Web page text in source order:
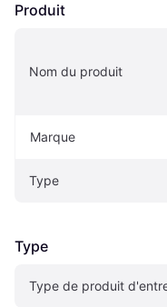
Produit
Nom du produit
Marque
Type
Type
Type de produit